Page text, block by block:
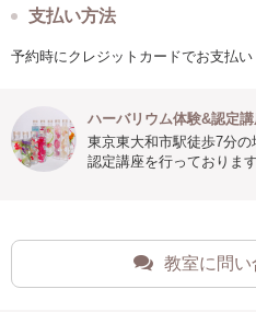
支払い方法
予約時にクレジットカードでお支払い
ハーバリウム体験&認定
東京東大和市駅徒歩7分
認定講座を行っております
教室に問い